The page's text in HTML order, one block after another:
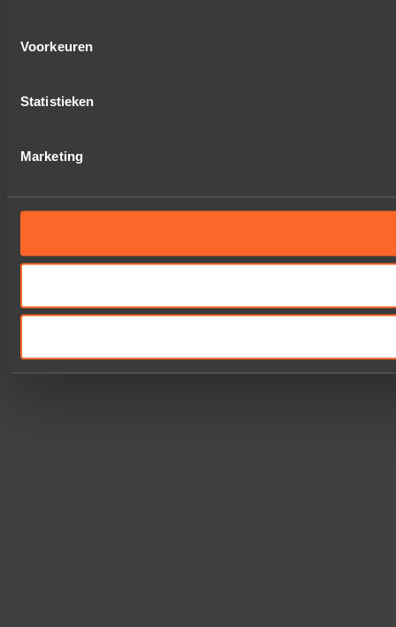
Voorkeuren
Statistieken
Marketing